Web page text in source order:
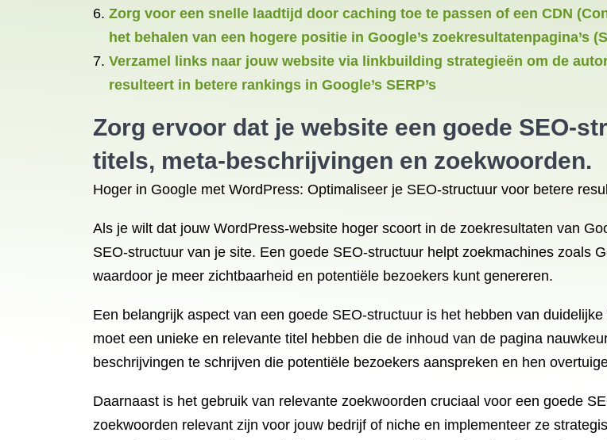
Zorg voor een snelle laadtijd door caching toe te passen of een CDN
het behalen van een hogere positie in Google’s zoekresultatenpagina’s
Verzamel links naar jouw website via linkbuilding strategieën om de
resulteert in betere rankings in Google’s SERP’s
Zorg ervoor dat je website een goede SEO-
titels, meta-beschrijvingen en zoekwoorden.
Hoger in Google met WordPress: Optimaliseer je SEO-structuur voor betere
Als je wilt dat jouw WordPress-website hoger scoort in de zoekresultaten van
SEO-structuur van je site. Een goede SEO-structuur helpt zoekmachines zoals
waardoor je meer zichtbaarheid en potentiële bezoekers kunt genereren.
Een belangrijk aspect van een goede SEO-structuur is het hebben van
moet een unieke en relevante titel hebben die de inhoud van de pagina
beschrijvingen te schrijven die potentiële bezoekers aanspreken en hen
Daarnaast is het gebruik van relevante zoekwoorden cruciaal voor een goede
zoekwoorden relevant zijn voor jouw bedrijf of niche en implementeer ze